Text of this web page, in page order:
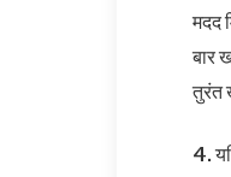
मदद
बार
तुरंत
4.